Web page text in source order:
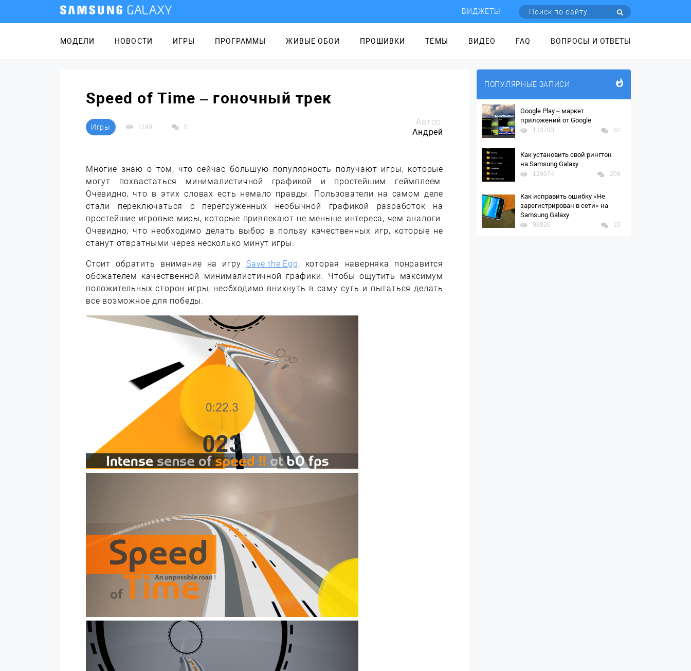
ВИДЖЕТЫ
МОДЕЛИ НОВОСТИ ИГРЫ ПРОГРАММЫ ЖИВЫЕ ОБОИ ПРОШИВКИ ТЕМЫ ВИДЕО FAQ ВОПРОСЫ И ОТВЕТЫ
Speed of Time – гоночный трек
Игры 1190 0
Автор:
Андрей
Многие знаю о том, что сейчас большую популярность получают игры, которые
могут похвастаться минималистичной графикой и простейшим геймплеем.
Очевидно, что в этих словах есть немало правды. Пользователи на самом деле
стали переключаться с перегруженных необычной графикой разработок на
простейшие игровые миры, которые привлекают не меньше интереса, чем аналоги.
Очевидно, что необходимо делать выбор в пользу качественных игр, которые не
станут отвратными через несколько минут игры.
Стоит обратить внимание на игру Save the Egg, которая наверняка понравится
обожателем качественной минималистичной графики. Чтобы ощутить максимум
положительных сторон игры, необходимо вникнуть в саму суть и пытаться делать
все возможное для победы.
ПОПУЛЯРНЫЕ ЗАПИСИ
Google Play – маркет
приложений от Google
133793 82
Как установить свой рингтон
на Samsung Galaxy
129074 209
Как исправить ошибку «Не
зарегистрирован в сети» на
Samsung Galaxy
98826 15